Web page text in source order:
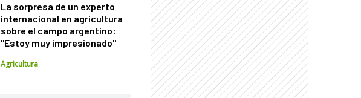
La sorpresa de un experto
internacional en agricultura
sobre el campo argentino:
"Estoy muy impresionado"
Agricultura